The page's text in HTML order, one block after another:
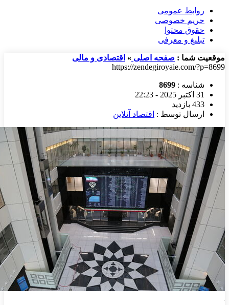
روابط عمومی
حریم خصوصی
حقوق محتوا
تبلیغ و معرفی
موقعیت شما : صفحه اصلی » اقتصادی و مالی
https://zendegiroyaie.com/?p=8699
شناسه : 8699
31 اکتبر 2025 - 22:23
433 بازدید
ارسال توسط : اقتصاد آنلاین